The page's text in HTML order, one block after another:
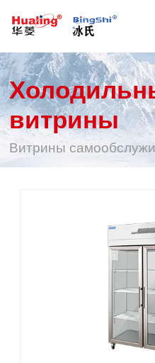
витрины
Витрины